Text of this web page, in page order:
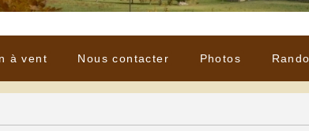
à vent Nous contacter Photos